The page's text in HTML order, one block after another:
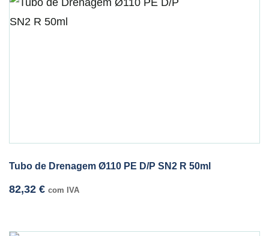
Tubo de Drenagem Ø110 PE D/P SN2 R 50ml
82,32 € com IVA